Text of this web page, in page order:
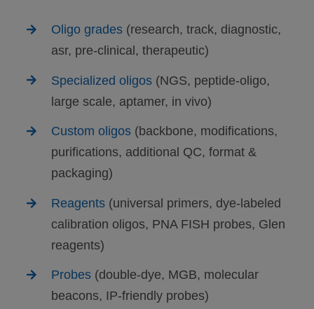
Oligo grades (research, track, diagnostic,
asr, pre-clinical, therapeutic)
Specialized oligos (NGS, peptide-oligo,
large scale, aptamer, in vivo)
Custom oligos (backbone, modifications,
purifications, additional QC, format &
packaging)
Reagents (universal primers, dye-labeled
calibration oligos, PNA FISH probes, Glen
reagents)
Probes (double-dye, MGB, molecular
beacons, IP-friendly probes)